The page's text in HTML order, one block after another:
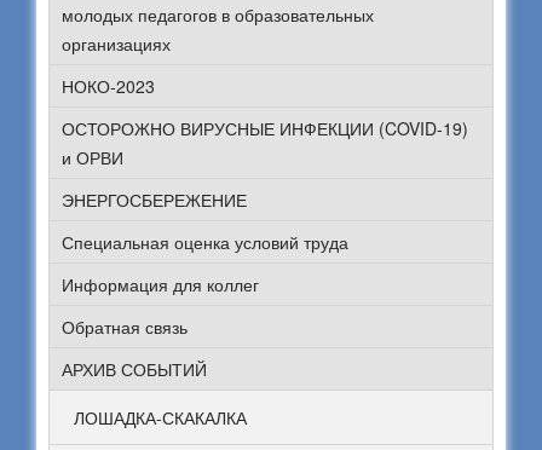
молодых педагогов в образовательных
организациях
НОКО-2023
ОСТОРОЖНО ВИРУСНЫЕ ИНФЕКЦИИ (COVID-19)
и ОРВИ
ЭНЕРГОСБЕРЕЖЕНИЕ
Специальная оценка условий труда
Информация для коллег
Обратная связь
АРХИВ СОБЫТИЙ
ЛОШАДКА-СКАКАЛКА